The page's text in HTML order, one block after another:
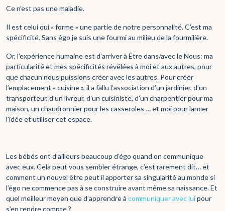
Ce n’est pas une maladie.
Il est celui qui « forme » une partie de notre personnalité. C’est ma
spécificité. Sans égo je suis une fourmi au milieu de la fourmilière.
Or, l’expérience humaine est d’arriver à Être dans/avec le Nous: ma
particularité et mes spécificités révélées à moi et aux autres, pour
que chacun nous puissions créer avec les autres. Pour créer
l’emplacement « cuisine », il a fallu l’association d’un jardinier, d’un
transporteur, d’un livreur, d’un cuisiniste, d’un charpentier pour ma
maison, un chaudronnier pour les casseroles … et moi pour lancer
l’idée et utiliser cet espace.
Les bébés ont d’ailleurs beaucoup d’égo quand on communique
avec eux. Cela peut vous sembler étrange, c’est rarement dit… et
comment un nouvel être peut il apporter sa singularité au monde si
l’égo ne commence pas à se construire avant même sa naissance. Et
quel meilleur moyen que d’apprendre à communiquer avec luipour
s’en rendre compte ?